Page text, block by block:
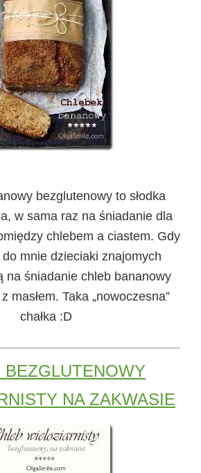
bezglutenowyto słodka
w sama raz na śniadanie dla
chlebem a ciastem. Gdy
mnie dzieciaki znajomych
na śniadanie chleb bananowy
masłem. Taka „nowoczesna”
chałka :D
BEZGLUTENOWY
NA ZAKWASIE